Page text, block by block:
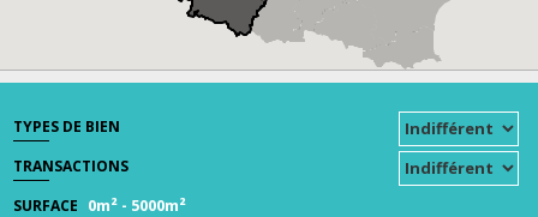
TYPES DE BIEN
TRANSACTIONS
SURFACE 0m² - 5000m²